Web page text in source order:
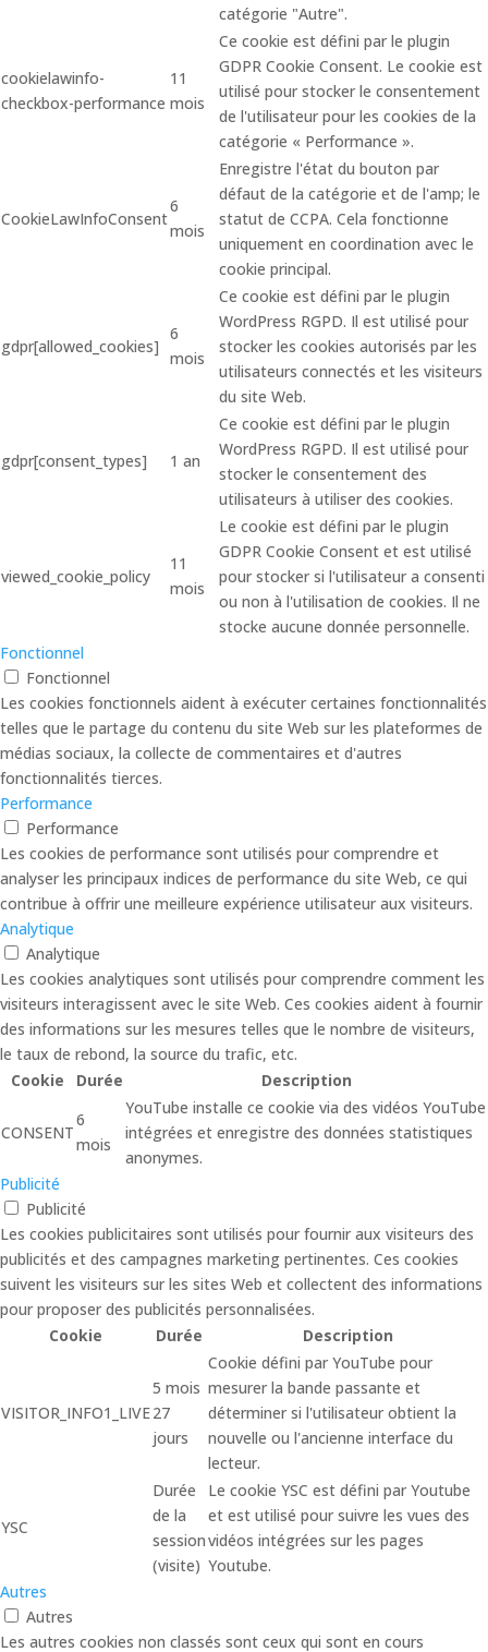
catégorie "Autre".
cookielawinfo-
checkbox-performance
11
mois
Ce cookie est défini par le plugin
GDPR Cookie Consent. Le cookie est
utilisé pour stocker le consentement
de l'utilisateur pour les cookies de la
catégorie « Performance ».
CookieLawInfoConsent
6
mois
Enregistre l'état du bouton par
défaut de la catégorie et de l'amp; le
statut de CCPA. Cela fonctionne
uniquement en coordination avec le
cookie principal.
gdpr[allowed_cookies]
6
mois
Ce cookie est défini par le plugin
WordPress RGPD. Il est utilisé pour
stocker les cookies autorisés par les
utilisateurs connectés et les visiteurs
du site Web.
gdpr[consent_types] 1 an
Ce cookie est défini par le plugin
WordPress RGPD. Il est utilisé pour
stocker le consentement des
utilisateurs à utiliser des cookies.
viewed_cookie_policy
11
mois
Le cookie est défini par le plugin
GDPR Cookie Consent et est utilisé
pour stocker si l'utilisateur a consenti
ou non à l'utilisation de cookies. Il ne
stocke aucune donnée personnelle.
Fonctionnel
Fonctionnel
Les cookies fonctionnels aident à exécuter certaines fonctionnalités
telles que le partage du contenu du site Web sur les plateformes de
médias sociaux, la collecte de commentaires et d'autres
fonctionnalités tierces.
Performance
Performance
Les cookies de performance sont utilisés pour comprendre et
analyser les principaux indices de performance du site Web, ce qui
contribue à offrir une meilleure expérience utilisateur aux visiteurs.
Analytique
Analytique
Les cookies analytiques sont utilisés pour comprendre comment les
visiteurs interagissent avec le site Web. Ces cookies aident à fournir
des informations sur les mesures telles que le nombre de visiteurs,
le taux de rebond, la source du trafic, etc.
Cookie
Durée Description
CONSENT
6
mois
YouTube installe ce cookie via des vidéos YouTube
intégrées et enregistre des données statistiques
anonymes.
Publicité
Publicité
Les cookies publicitaires sont utilisés pour fournir aux visiteurs des
publicités et des campagnes marketing pertinentes. Ces cookies
suivent les visiteurs sur les sites Web et collectent des informations
pour proposer des publicités personnalisées.
Cookie
Durée Description
VISITOR_INFO1_LIVE
5 mois
27
jours
Cookie défini par YouTube pour
mesurer la bande passante et
déterminer si l'utilisateur obtient la
nouvelle ou l'ancienne interface du
lecteur.
YSC
Durée
de la
session
(visite)
Le cookie YSC est défini par Youtube
et est utilisé pour suivre les vues des
vidéos intégrées sur les pages
Youtube.
Autres
Autres
Les autres cookies non classés sont ceux qui sont en cours